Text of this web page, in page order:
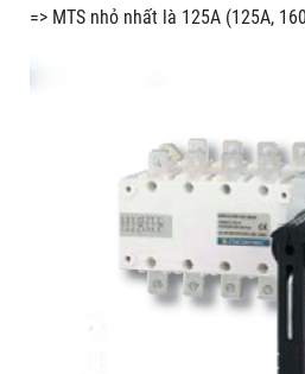
=> MTS nhỏ nhất là 125A (125A,